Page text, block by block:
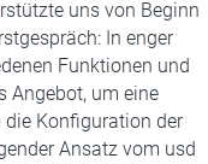
uns von Beginn
In enger
Funktionen und
Angebot, um eine
Konfiguration der
Ansatz vom usd